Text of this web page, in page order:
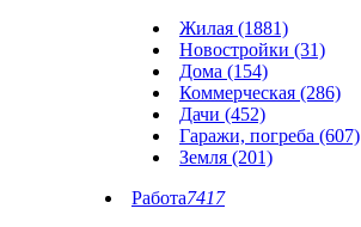
Жилая (1881)
Новостройки (31)
Дома (154)
Коммерческая (286)
Дачи (452)
Гаражи, погреба (607)
Земля (201)
Работа7417